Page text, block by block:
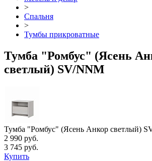
>
Спальня
>
Тумбы прикроватные
Тумба "Ромбус" (Ясень
светлый) SV/NNM
Тумба "Ромбус" (Ясень Анкор светлый)
2 990 руб.
3 745 руб.
Купить